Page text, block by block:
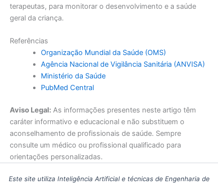
terapeutas, para monitorar o desenvolvimento e a saúde
geral da criança.
Referências
Organização Mundial da Saúde (OMS)
Agência Nacional de Vigilância Sanitária (ANVISA)
Ministério da Saúde
PubMed Central
Aviso Legal: As informações presentes neste artigo têm
caráter informativo e educacional e não substituem o
aconselhamento de profissionais de saúde. Sempre
consulte um médico ou profissional qualificado para
orientações personalizadas.
Este site utiliza Inteligência Artificial e técnicas de Engenharia de